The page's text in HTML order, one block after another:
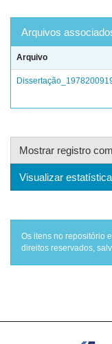
Arquivos
Arquivo
Mostrar registro
Visualizar
Os itens no repositório
direitos reservados,